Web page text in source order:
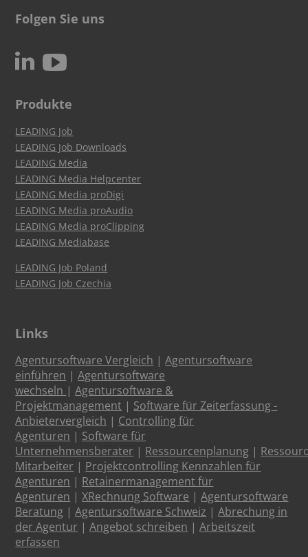
Folgen Sie uns
N c
Produkte
LEADING Job
LEADING Job Downloads
LEADING Media
LEADING Media Helpcenter
LEADING Media proDigi
LEADING Media proAudio
LEADING Media proClipping
LEADING Mediabase
LEADING Job Poland
LEADING Job Czechia
Links
Agentursoftware Vergleich |Agentursoftware
einführen |Agentursoftware
wechseln |Agentursoftware &
Projektmanagement | Software für Zeiterfassung -
Anbietervergleich | Controlling für
Agenturen | Software für
Unternehmensberater | Ressourcenplanung |
Mitarbeiter | Projektcontrolling Kennzahlen für
Agenturen | Retainermanagement für
Agenturen |XRechnung Software |Agentursoftware
Beratung |Agentursoftware Schweiz |Abrechung in
der Agentur |Angebot schreiben |Arbeitszeit
erfassen